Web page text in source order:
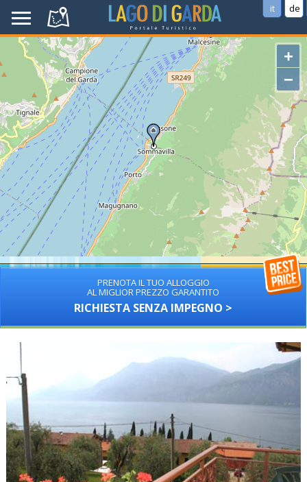
it de
+
−
PRENOTA IL TUO ALLOGGIO
AL MIGLIOR PREZZO GARANTITO
RICHIESTA SENZA IMPEGNO >